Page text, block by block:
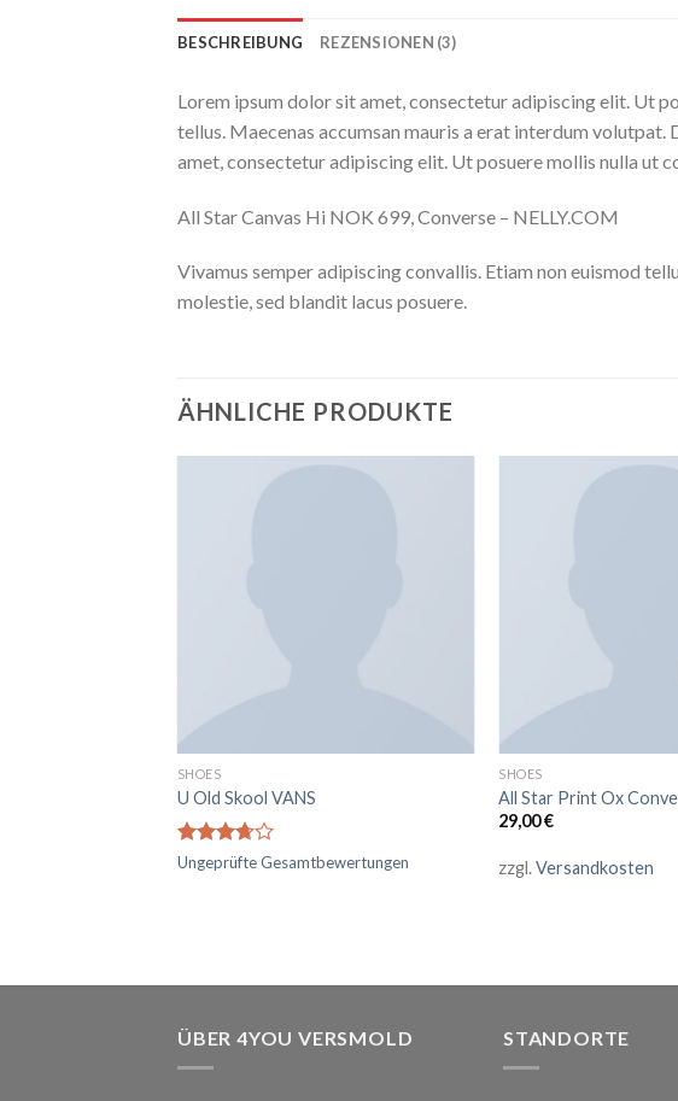
BESCHREIBUNG REZENSIONEN (3)
Lorem ipsum dolor sit amet, consectetur adipiscing elit. Ut
tellus. Maecenas accumsan mauris a erat interdum
amet, consectetur adipiscing elit. Ut posuere mollis nulla ut
All Star Canvas Hi NOK 699, Converse – NELLY.COM
Vivamus semper adipiscing convallis. Etiam non euismod
molestie, sed blandit lacus posuere.
ÄHNLICHE PRODUKTE
SHOES
U Old Skool VANS
Bewertet
Ungeprüfte Gesamtbewertungen
SHOES
All Star Print Ox
29,00€
zzgl.Versandkosten
ÜBER 4YOU VERSMOLD STANDORTE